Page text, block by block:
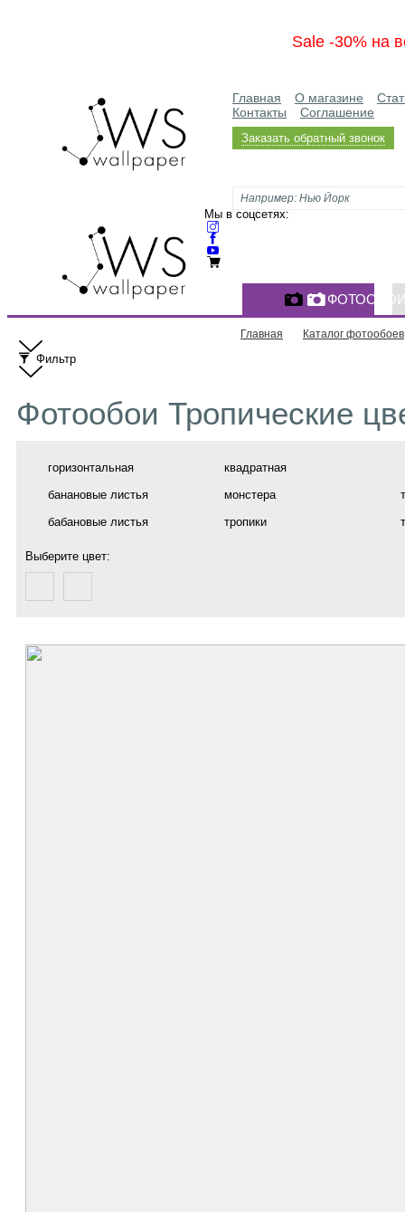
Sale -30% на
Главная О магазине
Контакты
Соглашение
Заказать обратный звонок
Мы в соцсетях:
Главная Каталог фотообоев
Фильтр
Фотообои Тропические
горизонтальная
квадратная
банановые листья
монстера
бабановые листья
тропики
Выберите цвет: